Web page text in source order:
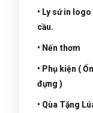
• Ly sứ in
cầu.
• Nến thơm
• Phụ kiện (
đựng )
• Qùa Tặng